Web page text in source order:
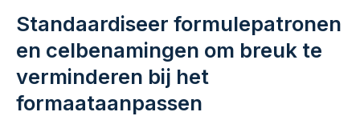
Standaardiseer formulepatronen
en celbenamingen om breuk te
verminderen bij het
formaataanpassen